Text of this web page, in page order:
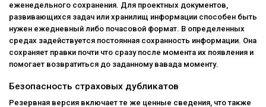
еженедельного сохранения. Для проектных документов,
развивающихся задач или хранилищ информации способен быть
нужен ежедневный либо почасовой формат. В определенных
средах задействуется постоянная сохранность информации. Она
сохраняет правки почти что сразу после момента их появления и
помогает возвратиться до заданному вавада моменту.
Безопасность страховых дубликатов
Резервная версия включает те же ценные сведения, что также